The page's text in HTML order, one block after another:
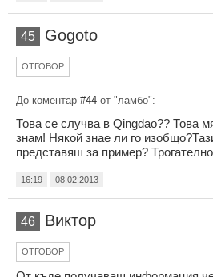
45 Gogoto
ОТГОВОР
До коментар #44 от "ламбо":
Това се случва в Qingdao?? Това
знам! Някой знае ли го
представяш за пример?
16:19 08.02.2013
46 Виктор
ОТГОВОР